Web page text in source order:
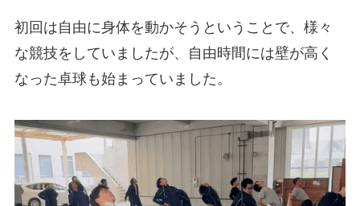
初回は自由に身体を動かそうということで、様々
な競技をしていましたが、自由時間には壁が高く
なった卓球も始まっていました。